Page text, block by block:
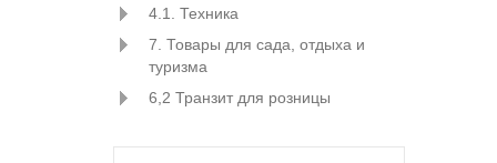
4.1. Техника
7. Товары для сада, отдыха и
туризма
6,2 Транзит для розницы